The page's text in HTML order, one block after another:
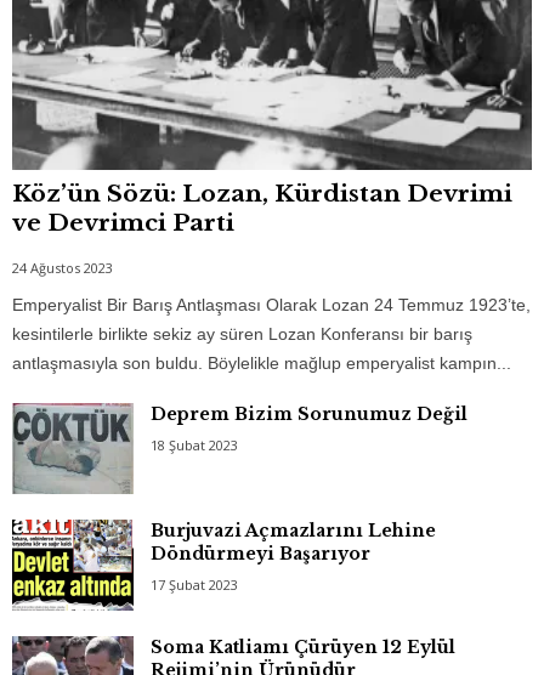
Köz’ün Sözü: Lozan, Kürdistan Devrimi
ve Devrimci Parti
24 Ağustos 2023
Emperyalist Bir Barış Antlaşması Olarak Lozan 24 Temmuz 1923’te,
kesintilerle birlikte sekiz ay süren Lozan Konferansı bir barış
antlaşmasıyla son buldu. Böylelikle mağlup emperyalist kampın...
Deprem Bizim Sorunumuz Değil
18 Şubat 2023
Burjuvazi Açmazlarını Lehine
Döndürmeyi Başarıyor
17 Şubat 2023
Soma Katliamı Çürüyen 12 Eylül
Rejimi’nin Ürünüdür